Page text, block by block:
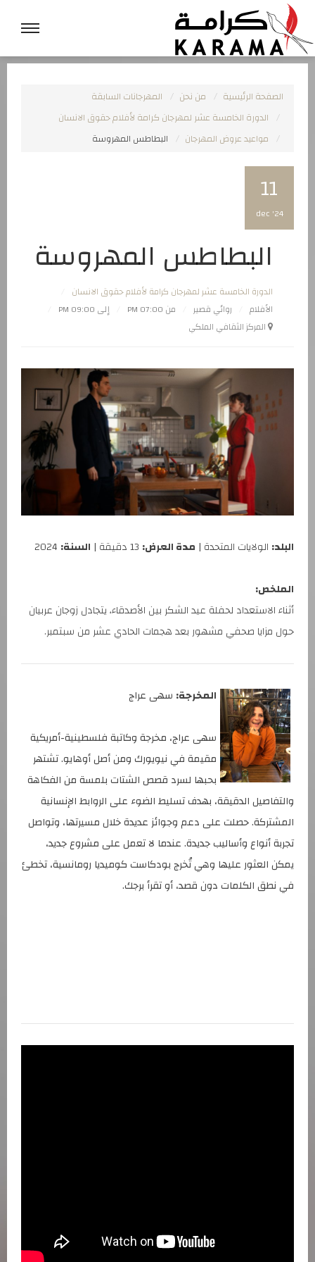
الصفحة الرئيسية من نحن
المهرجانات السابقة
الدورة الخامسة عشر لمهرجان كرامة لأفلام حقوق الانسان
مواعيد عروض المهرجان
البطاطس المهروسة
11
dec '24
البطاطس المهروسة
الدورة الخامسة عشر لمهرجان كرامة لأفلام حقوق الانسان
الأفلام
روائي قصير من 07:00 PM
إلى 09:00 PM
المركز الثقافي الملكي
البلد: الولايات المتحدة | مدة العرض: السنة:
الملخص:
أثناء الاستعداد لحفلة عيد الشكر بين الأصدقاء، يتجادل زوجان عربيان
حول مزايا صحفي مشهور بعد هجمات الحادي عشر من سبتمبر.
المخرجة: سهى عراج
سهى عراج، مخرجة وكاتبة فلسطينية-أمريكية
مقيمة في نيويورك ومن أصل أوهايو. تشتهر
بحبها لسرد قصص الشتات بلمسة من الفكاهة
والتفاصيل الدقيقة، بهدف تسليط الضوء على الروابط الإنسانية
المشتركة. حصلت على دعم وجوائز عديدة خلال مسيرتها، وتواصل
تجربة أنواع وأساليب جديدة. عندما لا تعمل على مشروع جديد،
يمكن العثور عليها وهي تُخرج بودكاست كوميديا رومانسية، تخطئ
في نطق الكلمات دون قصد، أو تقرأ برجك.